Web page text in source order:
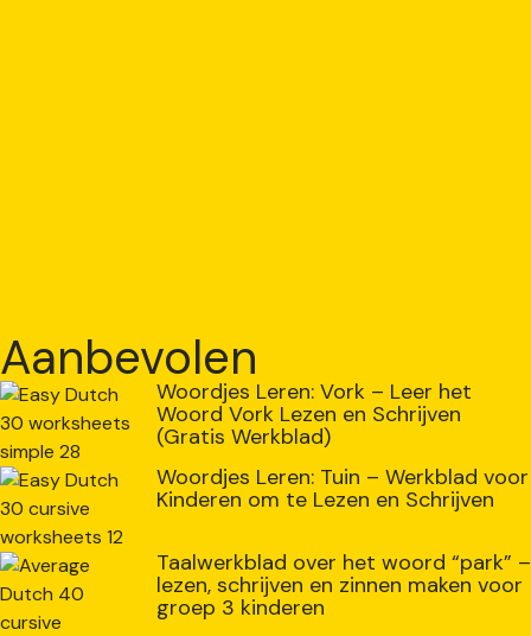
Aanbevolen
Woordjes Leren: Vork – Leer het
Woord Vork Lezen en Schrijven
(Gratis Werkblad)
Woordjes Leren: Tuin – Werkblad voor
Kinderen om te Lezen en Schrijven
Taalwerkblad over het woord “park” –
lezen, schrijven en zinnen maken voor
groep 3 kinderen